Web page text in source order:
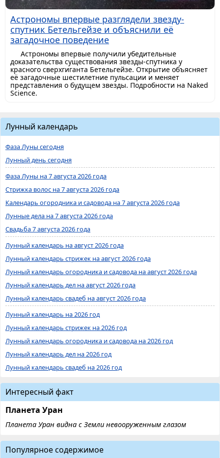
Астрономы впервые разглядели звезду-
спутник Бетельгейзе и объяснили её
загадочное поведение
Астрономы впервые получили убедительные
доказательства существования звезды-спутника у
красного сверхгиганта Бетельгейзе. Открытие объясняет
её загадочные шестилетние пульсации и меняет
представления о будущем звезды. Подробности на Naked
Science.
Лунный календарь
Фаза Луны сегодня
Лунный день сегодня
Фаза Луны на 7 августа 2026 года
Стрижка волос на 7 августа 2026 года
Календарь огородника и садовода на 7 августа 2026 года
Лунные дела на 7 августа 2026 года
Свадьба 7 августа 2026 года
Лунный календарь на август 2026 года
Лунный календарь стрижек на август 2026 года
Лунный календарь огородника и садовода на август 2026 года
Лунный календарь дел на август 2026 года
Лунный календарь свадеб на август 2026 года
Лунный календарь на 2026 год
Лунный календарь стрижек на 2026 год
Лунный календарь огородника и садовода на 2026 год
Лунный календарь дел на 2026 год
Лунный календарь свадеб на 2026 год
Интересный факт
Планета Уран
Планета Уран видна с Земли невооруженным глазом
Популярное содержимое